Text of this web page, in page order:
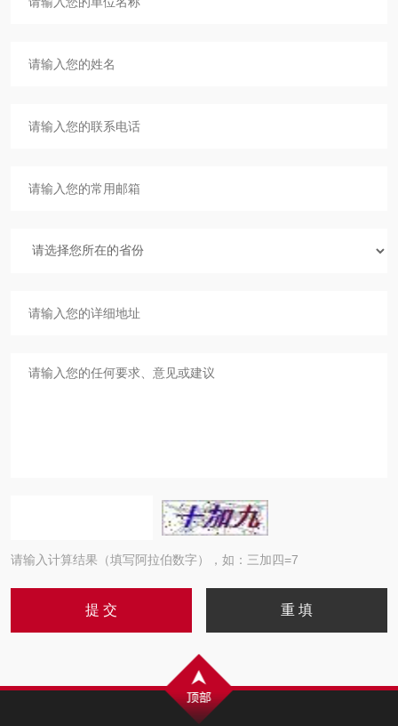
请输入计算结果（填写阿拉伯数字），如：三加四=7